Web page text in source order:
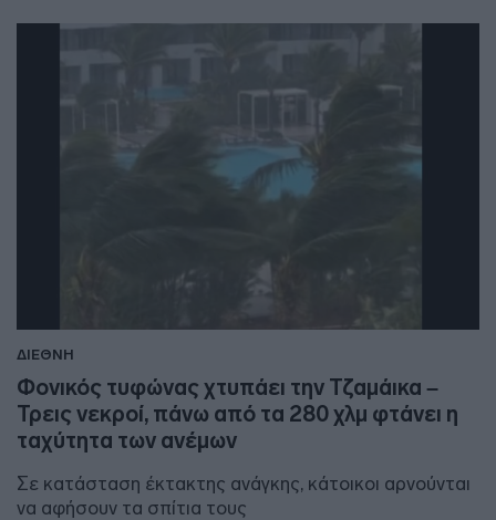
ΔΙΕΘΝΗ
Φονικός τυφώνας χτυπάει την Τζαμάικα –
Τρεις νεκροί, πάνω από τα 280 χλμ φτάνει η
ταχύτητα των ανέμων
Σε κατάσταση έκτακτης ανάγκης, κάτοικοι αρνούνται
να αφήσουν τα σπίτια τους